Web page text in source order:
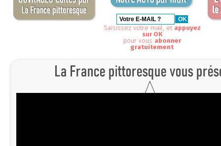
Saisissez votre mail, et appuyez
sur OK
pour vous abonner
gratuitement